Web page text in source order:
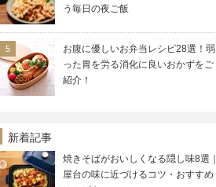
う毎日の夜ご飯
お腹に優しいお弁当レシピ28選！弱
った胃を労る消化に良いおかずをご
紹介！
新着記事
焼きそばがおいしくなる隠し味8選｜
屋台の味に近づけるコツ・おすすめ